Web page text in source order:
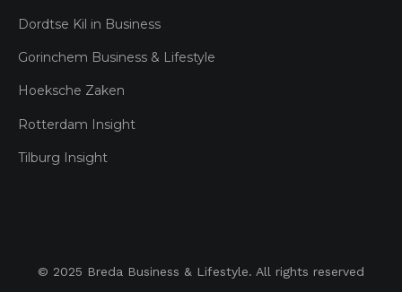
Dordtse Kil in Business
Gorinchem Business & Lifestyle
Hoeksche Zaken
Rotterdam Insight
Tilburg Insight
© 2025 Breda Business & Lifestyle. All rights reserved